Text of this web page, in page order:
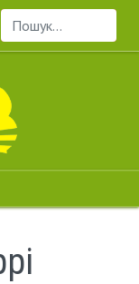
Пошук...